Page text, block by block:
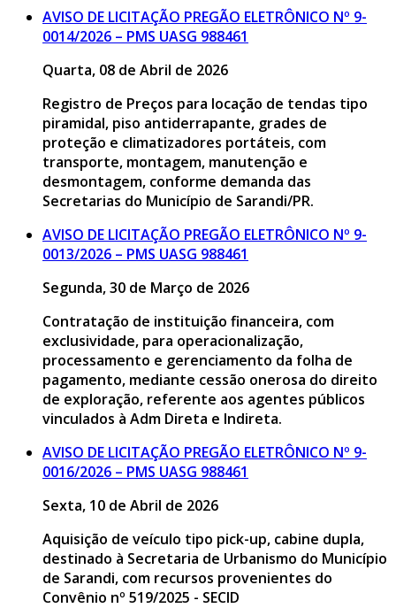
AVISO DE LICITAÇÃO PREGÃO ELETRÔNICO Nº 9-
0014/2026 – PMS UASG 988461
Quarta, 08 de Abril de 2026
Registro de Preços para locação de tendas tipo
piramidal, piso antiderrapante, grades de
proteção e climatizadores portáteis, com
transporte, montagem, manutenção e
desmontagem, conforme demanda das
Secretarias do Município de Sarandi/PR.
AVISO DE LICITAÇÃO PREGÃO ELETRÔNICO Nº 9-
0013/2026 – PMS UASG 988461
Segunda, 30 de Março de 2026
Contratação de instituição financeira, com
exclusividade, para operacionalização,
processamento e gerenciamento da folha de
pagamento, mediante cessão onerosa do direito
de exploração, referente aos agentes públicos
vinculados à Adm Direta e Indireta.
AVISO DE LICITAÇÃO PREGÃO ELETRÔNICO Nº 9-
0016/2026 – PMS UASG 988461
Sexta, 10 de Abril de 2026
Aquisição de veículo tipo pick-up, cabine dupla,
destinado à Secretaria de Urbanismo do Município
de Sarandi, com recursos provenientes do
Convênio nº 519/2025 - SECID